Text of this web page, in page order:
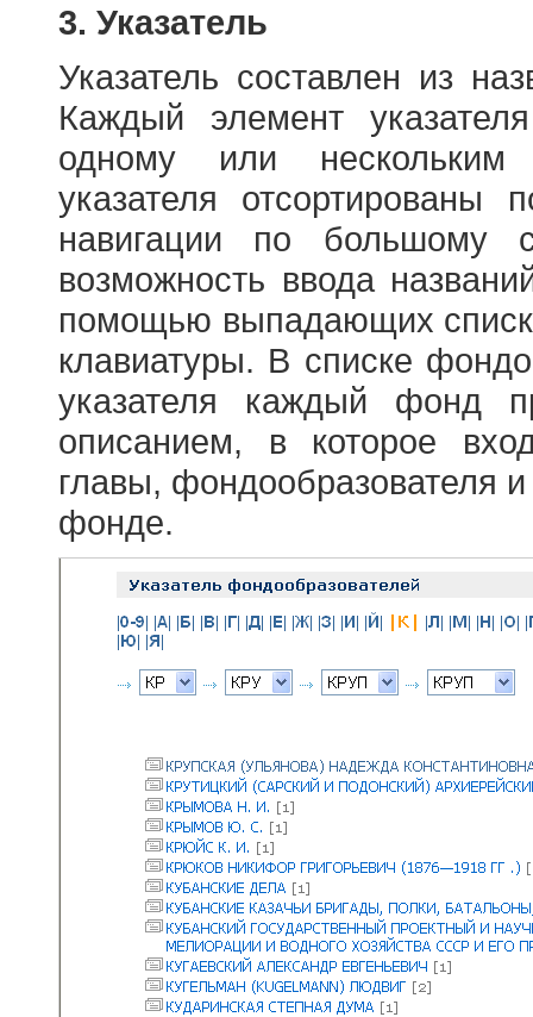
3. Указатель
Указатель составлен из
Каждый элемент
одному или
указателя отсортированы
навигации по большому
возможность ввода
помощью выпадающих
клавиатуры. В списке
указателя каждый фонд
описанием, в которое
главы, фондообразователя
фонде.